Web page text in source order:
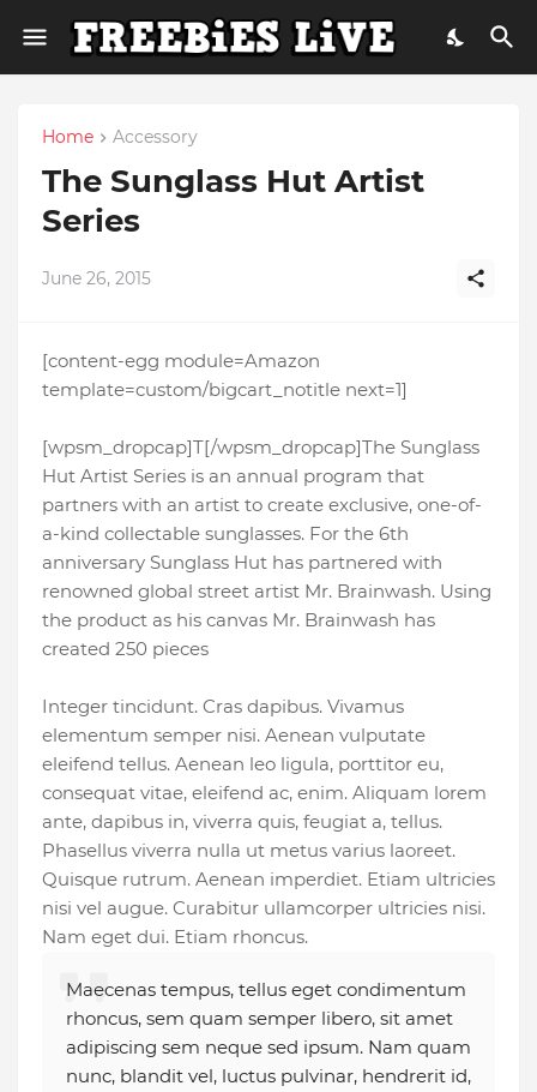
Home Accessory
The Sunglass Hut Artist
Series
June 26, 2015
[content-egg module=Amazon
template=custom/bigcart_notitle next=1]
[wpsm_dropcap]T[/wpsm_dropcap]The Sunglass
Hut Artist Series is an annual program that
partners with an artist to create exclusive, one-of-
a-kind collectable sunglasses. For the 6th
anniversary Sunglass Hut has partnered with
renowned global street artist Mr. Brainwash. Using
the product as his canvas Mr. Brainwash has
created 250 pieces
Integer tincidunt. Cras dapibus. Vivamus
elementum semper nisi. Aenean vulputate
eleifend tellus. Aenean leo ligula, porttitor eu,
consequat vitae, eleifend ac, enim. Aliquam lorem
ante, dapibus in, viverra quis, feugiat a, tellus.
Phasellus viverra nulla ut metus varius laoreet.
Quisque rutrum. Aenean imperdiet. Etiam ultricies
nisi vel augue. Curabitur ullamcorper ultricies nisi.
Nam eget dui. Etiam rhoncus.
Maecenas tempus, tellus eget condimentum
rhoncus, sem quam semper libero, sit amet
adipiscing sem neque sed ipsum. Nam quam
nunc, blandit vel, luctus pulvinar, hendrerit id,